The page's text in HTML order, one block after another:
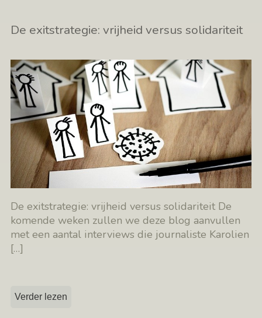
De exitstrategie: vrijheid versus solidariteit
De exitstrategie: vrijheid versus solidariteit De
komende weken zullen we deze blog aanvullen
met een aantal interviews die journaliste Karolien
[…]
Verder lezen